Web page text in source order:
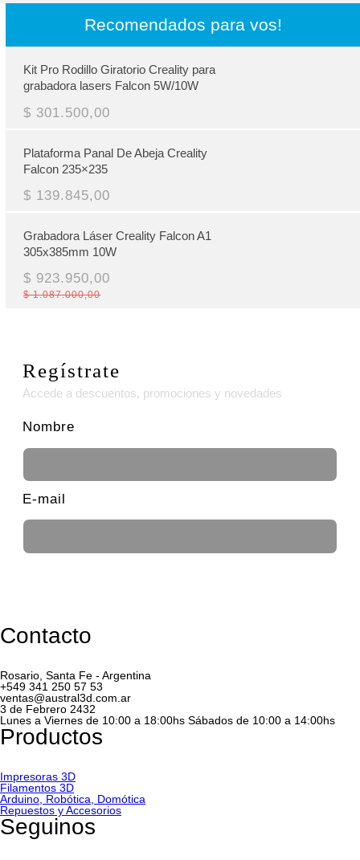
Recomendados para vos!
Kit Pro Rodillo Giratorio Creality para
grabadora lasers Falcon 5W/10W
$ 301.500,00
Plataforma Panal De Abeja Creality
Falcon 235×235
$ 139.845,00
Grabadora Láser Creality Falcon A1
305x385mm 10W
$ 923.950,00
$ 1.087.000,00
Regístrate
Accede a descuentos, promociones y novedades
Nombre
E-mail
Contacto
Rosario, Santa Fe - Argentina
+549 341 250 57 53
ventas@austral3d.com.ar
3 de Febrero 2432
Lunes a Viernes de 10:00 a 18:00hs Sábados de 10:00 a 14:00hs
Productos
Impresoras 3D
Filamentos 3D
Arduino, Robótica, Domótica
Repuestos y Accesorios
Seguinos